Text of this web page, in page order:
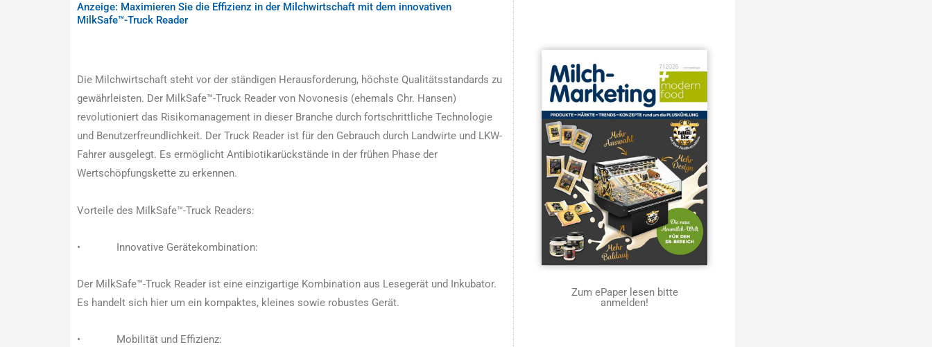
Anzeige: Maximieren Sie die Effizienz in der Milchwirtschaft mit dem innovativen
MilkSafe™-Truck Reader
Die Milchwirtschaft steht vor der ständigen Herausforderung, höchste Qualitätsstandards zu
gewährleisten. Der MilkSafe™-Truck Reader von Novonesis (ehemals Chr. Hansen)
revolutioniert das Risikomanagement in dieser Branche durch fortschrittliche Technologie
und Benutzerfreundlichkeit. Der Truck Reader ist für den Gebrauch durch Landwirte und LKW-
Fahrer ausgelegt. Es ermöglicht Antibiotikarückstände in der frühen Phase der
Wertschöpfungskette zu erkennen.
Vorteile des MilkSafe™-Truck Readers:
• Innovative Gerätekombination:
Der MilkSafe™-Truck Reader ist eine einzigartige Kombination aus Lesegerät und Inkubator.
Es handelt sich hier um ein kompaktes, kleines sowie robustes Gerät.
• Mobilität und Effizienz:
Zum ePaper lesen bitte
anmelden!